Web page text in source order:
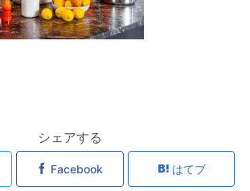
シェアする
Facebook はてブ